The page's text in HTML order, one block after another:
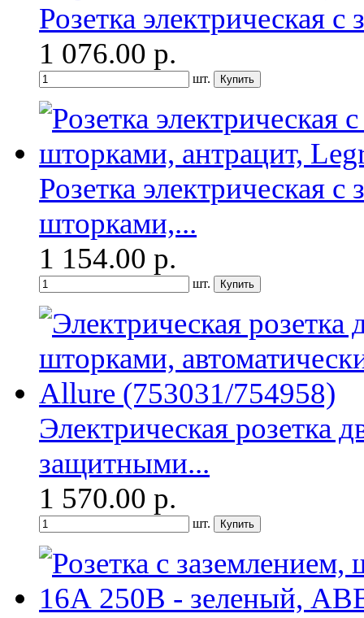
Розетка электрическая
1 076.00 р.
шт.
Розетка электрическая
шторками,...
1 154.00 р.
шт.
Электрическая розетка
защитными...
1 570.00 р.
шт.